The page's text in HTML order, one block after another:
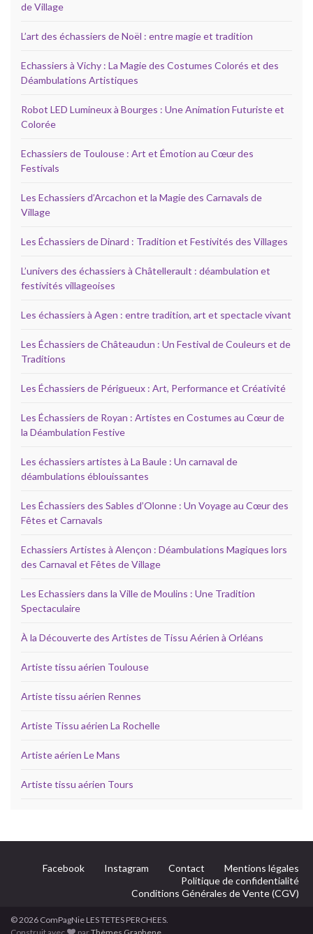
de Village
L’art des échassiers de Noël : entre magie et tradition
Echassiers à Vichy : La Magie des Costumes Colorés et des
Déambulations Artistiques
Robot LED Lumineux à Bourges : Une Animation Futuriste et
Colorée
Echassiers de Toulouse : Art et Émotion au Cœur des
Festivals
Les Echassiers d’Arcachon et la Magie des Carnavals de
Village
Les Échassiers de Dinard : Tradition et Festivités des Villages
L’univers des échassiers à Châtellerault : déambulation et
festivités villageoises
Les échassiers à Agen : entre tradition, art et spectacle vivant
Les Échassiers de Châteaudun : Un Festival de Couleurs et de
Traditions
Les Échassiers de Périgueux : Art, Performance et Créativité
Les Échassiers de Royan : Artistes en Costumes au Cœur de
la Déambulation Festive
Les échassiers artistes à La Baule : Un carnaval de
déambulations éblouissantes
Les Échassiers des Sables d’Olonne : Un Voyage au Cœur des
Fêtes et Carnavals
Echassiers Artistes à Alençon : Déambulations Magiques lors
des Carnaval et Fêtes de Village
Les Echassiers dans la Ville de Moulins : Une Tradition
Spectaculaire
À la Découverte des Artistes de Tissu Aérien à Orléans
Artiste tissu aérien Toulouse
Artiste tissu aérien Rennes
Artiste Tissu aérien La Rochelle
Artiste aérien Le Mans
Artiste tissu aérien Tours
Facebook Instagram Contact
Mentions légales
Politique de confidentialité
Conditions Générales de Vente (CGV)
© 2026 ComPagNie LES TETES PERCHEES.